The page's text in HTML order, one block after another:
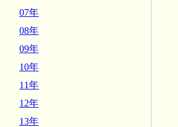
07年
08年
09年
10年
11年
12年
13年